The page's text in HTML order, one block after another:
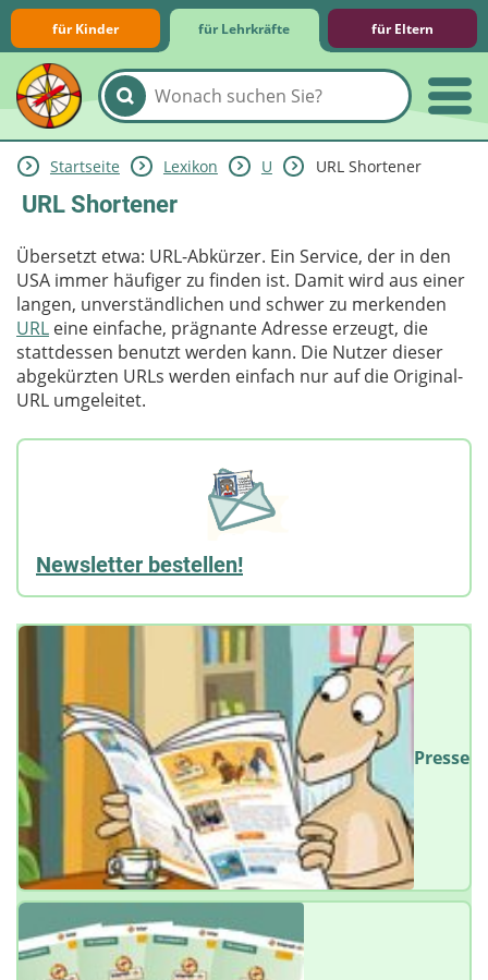
für Kinder für Lehrkräfte für Eltern
Lernmodule
Unterrichts­materialien
Internet-ABC-Schule
Praxishilfen
Aktuelles
Startseite Lexikon U URL Shortener
URL Shortener
Übersetzt etwa: URL-Abkürzer. Ein Service, der in den
USA immer häufiger zu finden ist. Damit wird aus einer
langen, unverständlichen und schwer zu merkenden
URL eine einfache, prägnante Adresse erzeugt, die
stattdessen benutzt werden kann. Die Nutzer dieser
abgekürzten URLs werden einfach nur auf die Original-
URL umgeleitet.
Newsletter bestellen!
Presse